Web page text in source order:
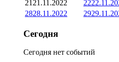
21 21.11.2022 22
2828.11.2022 29
Сегодня
Сегодня нет событий